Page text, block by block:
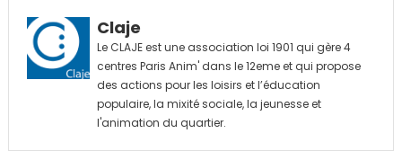
Claje
Le CLAJE est une association loi 1901 qui gère 4
centres Paris Anim' dans le 12eme et qui propose
des actions pour les loisirs et l’éducation
populaire, la mixité sociale, la jeunesse et
l'animation du quartier.